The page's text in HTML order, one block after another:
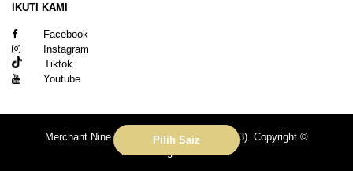
Pilih Saiz
IKUTI KAMI
Facebook
Instagram
Tiktok
Youtube
Merchant Nine Sdn Bhd (No. 201601039113). Copyright ©
2026.All rights reserved.